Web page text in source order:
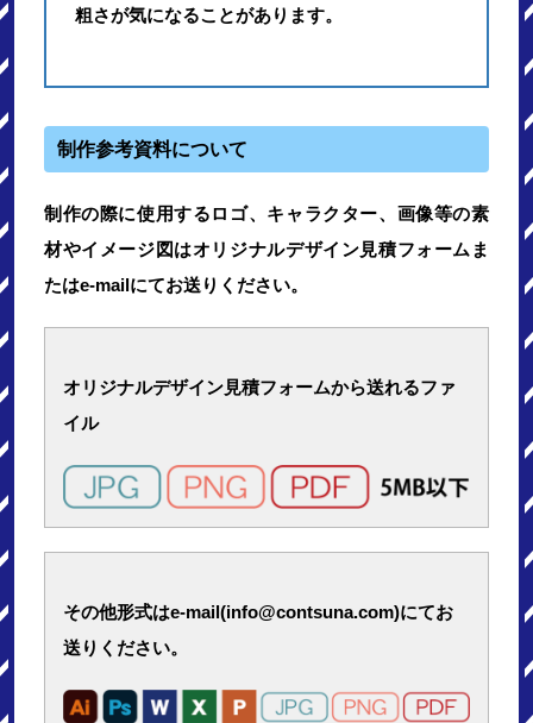
粗さが気になることがあります。
制作参考資料について
制作の際に使用するロゴ、キャラクター、画像等の素
材やイメージ図はオリジナルデザイン見積フォームま
たはe-mailにてお送りください。
オリジナルデザイン見積フォームから送れるファ
イル
その他形式はe-mail(info@contsuna.com)にてお
送りください。